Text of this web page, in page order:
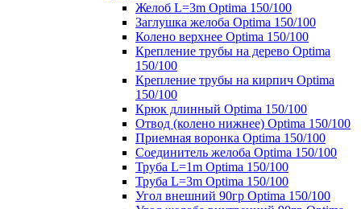
Желоб L=3m Optima 150/100
Заглушка желоба Optima 150/100
Колено верхнее Optima 150/100
Крепление трубы на дерево Optima
150/100
Крепление трубы на кирпич Optima
150/100
Крюк длинный Optima 150/100
Отвод (колено нижнее) Optima 150/100
Приемная воронка Optima 150/100
Соединитель желоба Optima 150/100
Труба L=1m Optima 150/100
Труба L=3m Optima 150/100
Угол внешний 90гр Optima 150/100